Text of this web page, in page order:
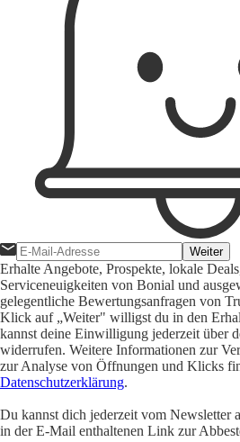
Weiter
Erhalte Angebote, Prospekte, lokale
Serviceneuigkeiten von Bonial und
gelegentliche Bewertungsanfragen von
Klick auf „Weiter" willigst du in den
kannst deine Einwilligung jederzeit über
widerrufen. Weitere Informationen zur
zur Analyse von Öffnungen und Klicks
Datenschutzerklärung.
Du kannst dich jederzeit vom Newsletter
in der E-Mail enthaltenen Link zur